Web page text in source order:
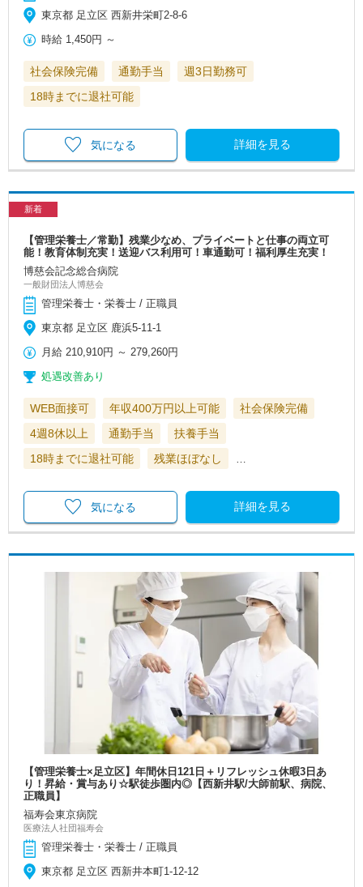
東京都 足立区 西新井栄町2-8-6
時給 1,450円 ～
社会保険完備 通勤手当
週3日勤務可
18時までに退社可能
詳細を見る
気になる
新着
【管理栄養士／常勤】残業少なめ、プライベートと仕事の両立可
能！教育体制充実！送迎バス利用可！車通勤可！福利厚生充実！
博慈会記念総合病院
一般財団法人博慈会
管理栄養士・栄養士 / 正職員
東京都 足立区 鹿浜5-11-1
月給 210,910円 ～279,260円
処遇改善あり
WEB面接可 年収400万円以上可能
社会保険完備
4週8休以上
通勤手当
扶養手当
18時までに退社可能
残業ほぼなし …
詳細を見る
気になる
【管理栄養士×足立区】年間休日121日＋リフレッシュ休暇3日あ
り！昇給・賞与あり☆駅徒歩圏内◎【西新井駅/大師前駅、病院、
正職員】
福寿会東京病院
医療法人社団福寿会
管理栄養士・栄養士 / 正職員
東京都 足立区 西新井本町1-12-12